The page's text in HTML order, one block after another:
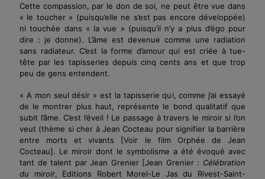
Cette compassion, par le don de soi, ne peut être vue dans
« le toucher » (puisqu’elle ne s’est pas encore développée)
ni touchée dans « la vue » (puisqu’il n’y a plus d’égo pour
dire : je donne). L’âme est devenue comme une radiation
sans radiateur. C’est la forme d’amour qui est criée à tue-
tête par les tapisseries depuis cinq cents ans et que trop
peu de gens entendent.
« A mon seul désir » est la tapisserie qui, comme j’ai essayé
de le montrer plus haut, représente le bond qualitatif que
subit l’âme. C’est l’éveil ! Le passage à travers le miroir si l’on
veut (thème si cher à Jean Cocteau pour signifier la barrière
entre morts et vivants [Voir le film Orphée de Jean
Cocteau]. Le miroir dont le symbolisme a été évoqué avec
tant de talent par Jean Grenier [Jean Grenier : Célébration
du miroir, Editions Robert Morel-Le Jas du Rivest-Saint-